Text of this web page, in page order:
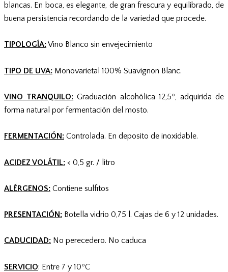
blancas. En boca, es elegante, de gran frescura y equilibrado, de
buena persistencia recordando de la variedad que procede.
TIPOLOGÍA:Vino Blanco sin envejecimiento
TIPO DE UVA: Monovarietal 100% Suavignon Blanc.
VINO TRANQUILO: Graduación alcohólica 12,5º, adquirida de
forma natural por fermentación del mosto.
FERMENTACIÓN: Controlada. En deposito de inoxidable.
ACIDEZ VOLÁTIL: < 0,5 gr. / litro
ALÉRGENOS: Contiene sulfitos
PRESENTACIÓN: Botella vidrio 0,75 l. Cajas de 6 y 12 unidades.
CADUCIDAD: No perecedero. No caduca
SERVICIO: Entre 7 y 10ºC